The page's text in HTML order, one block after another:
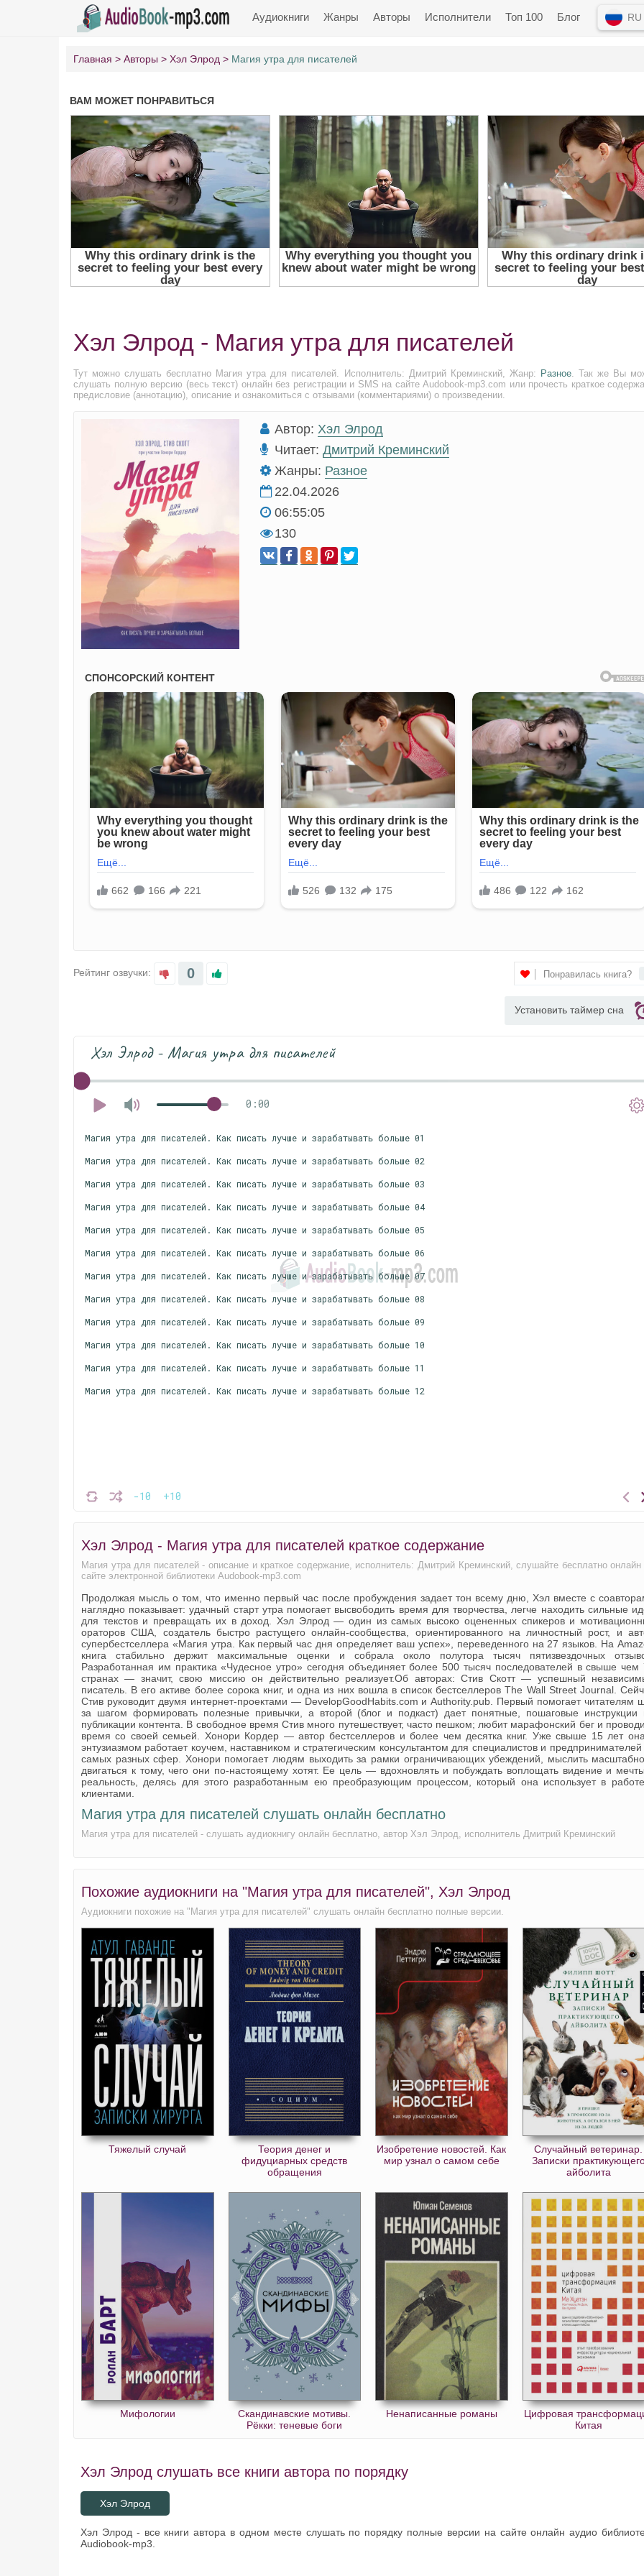
Аудиокниги Жанры Авторы Исполнители Топ 100 Блог RU
Главная Авторы Хэл Элрод Магия утра для писателей
Хэл Элрод - Магия утра для писателей
Тут можно слушать бесплатно Магия утра для писателей. Исполнитель: Дмитрий Креминский, Жанр: Разное. Так же Вы
слушать полную версию (весь текст) онлайн без регистрации и SMS на сайте Audobook-mp3.com или прочесть краткое
предисловие (аннотацию), описание и ознакомиться с отзывами (комментариями) о произведении.
Автор: Хэл Элрод
Читает: Дмитрий Креминский
Жанры: Разное
22.04.2026
06:55:05
130
Рейтинг озвучки: 0 Понравилась книга?
Установить таймер сна
Хэл Элрод - Магия утра для писателей
0:00
-10 +10
Магия утра для писателей. Как писать лучше и зарабатывать больше 01
Магия утра для писателей. Как писать лучше и зарабатывать больше 02
Магия утра для писателей. Как писать лучше и зарабатывать больше 03
Магия утра для писателей. Как писать лучше и зарабатывать больше 04
Магия утра для писателей. Как писать лучше и зарабатывать больше 05
Магия утра для писателей. Как писать лучше и зарабатывать больше 06
Магия утра для писателей. Как писать лучше и зарабатывать больше 07
Магия утра для писателей. Как писать лучше и зарабатывать больше 08
Магия утра для писателей. Как писать лучше и зарабатывать больше 09
Магия утра для писателей. Как писать лучше и зарабатывать больше 10
Магия утра для писателей. Как писать лучше и зарабатывать больше 11
Магия утра для писателей. Как писать лучше и зарабатывать больше 12
Хэл Элрод - Магия утра для писателей краткое содержание
Магия утра для писателей - описание и краткое содержание, исполнитель: Дмитрий Креминский, слушайте бесплатно онлайн
сайте электронной библиотеки Audobook-mp3.com
Продолжая мысль о том, что именно первый час после пробуждения задает тон всему дню, Хэл вместе с
наглядно показывает: удачный старт утра помогает высвободить время для творчества, легче находить сильные
для текстов и превращать их в доход. Хэл Элрод — один из самых высоко оцененных спикеров и
ораторов США, создатель быстро растущего онлайн‑сообщества, ориентированного на личностный рост, и
супербестселлера «Магия утра. Как первый час дня определяет ваш успех», переведенного на 27 языков. На
книга стабильно держит максимальные оценки и собрала около полутора тысяч пятизвездочных
Разработанная им практика «Чудесное утро» сегодня объединяет более 500 тысяч последователей в свыше чем
странах — значит, свою миссию он действительно реализует.Об авторах: Стив Скотт — успешный
писатель. В его активе более сорока книг, и одна из них вошла в список бестселлеров The Wall Street Journal.
Стив руководит двумя интернет‑проектами — DevelopGoodHabits.com и Authority.pub. Первый помогает читателям
за шагом формировать полезные привычки, а второй (блог и подкаст) дает понятные, пошаговые инструкции
публикации контента. В свободное время Стив много путешествует, часто пешком; любит марафонский бег и
время со своей семьей. Хонори Кордер — автор бестселлеров и более чем десятка книг. Уже свыше 15 лет
энтузиазмом работает коучем, наставником и стратегическим консультантом для специалистов и предпринимателей
самых разных сфер. Хонори помогает людям выходить за рамки ограничивающих убеждений, мыслить
двигаться к тому, чего они по-настоящему хотят. Ее цель — вдохновлять и побуждать воплощать видение и
реальность, делясь для этого разработанным ею преобразующим процессом, который она использует в
клиентами.
Магия утра для писателей слушать онлайн бесплатно
Магия утра для писателей - слушать аудиокнигу онлайн бесплатно, автор Хэл Элрод, исполнитель Дмитрий Креминский
Похожие аудиокниги на "Магия утра для писателей", Хэл Элрод
Аудиокниги похожие на "Магия утра для писателей" слушать онлайн бесплатно полные версии.
Тяжелый случай
Теория денег и
фидуциарных средств
обращения
Изобретение новостей. Как
мир узнал о самом себе
Случайный ветеринар.
Записки
айболита
Мифологии
Скандинавские мотивы.
Рёкки: теневые боги
Ненаписанные романы
Цифровая
Китая
Хэл Элрод слушать все книги автора по порядку
Хэл Элрод
Хэл Элрод - все книги автора в одном месте слушать по порядку полные версии на сайте онлайн аудио
Audiobook-mp3.